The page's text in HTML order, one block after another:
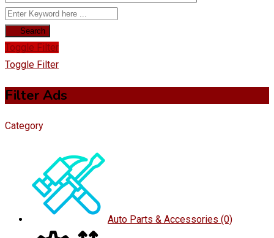
Search
Toggle Filter
Toggle Filter
Filter Ads
Category
Auto Parts & Accessories (0)